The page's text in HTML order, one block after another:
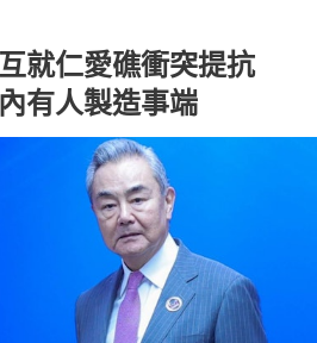
就仁愛礁衝突提抗
有人製造事端